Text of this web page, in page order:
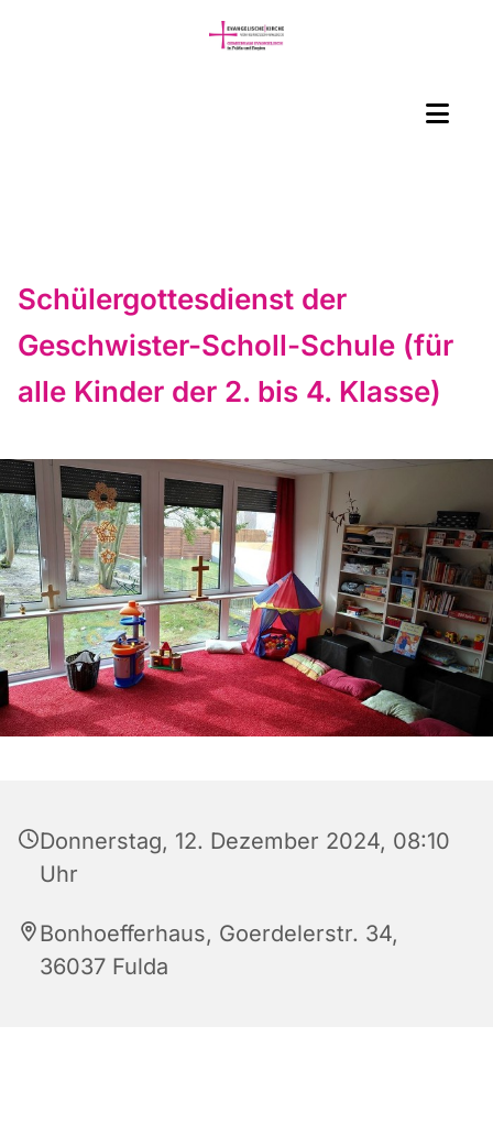
Schülergottesdienst der
Geschwister-Scholl-Schule (für
alle Kinder der 2. bis 4. Klasse)
Donnerstag, 12. Dezember 2024, 08:10
Uhr
Bonhoefferhaus, Goerdelerstr. 34,
36037 Fulda